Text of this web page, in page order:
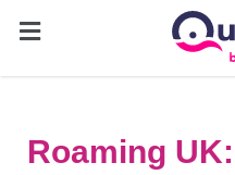
Roaming